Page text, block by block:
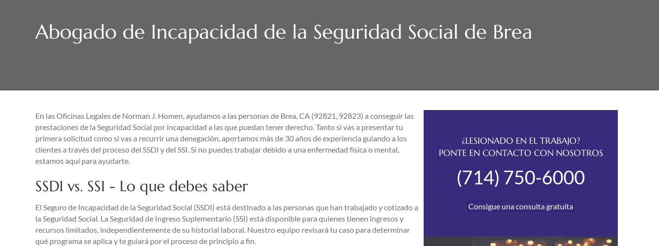
Abogado de Incapacidad de la Seguridad Social de Brea
En las Oficinas Legales de Norman J. Homen, ayudamos a las personas de Brea, CA (92821, 92823) a conseguir las
prestaciones de la Seguridad Social por incapacidad a las que puedan tener derecho. Tanto si vas a presentar tu
primera solicitud como si vas a recurrir una denegación, aportamos más de 30 años de experiencia guiando a los
clientes a través del proceso del SSDI y del SSI. Si no puedes trabajar debido a una enfermedad física o mental,
estamos aquí para ayudarte.
SSDI vs. SSI - Lo que debes saber
El Seguro de Incapacidad de la Seguridad Social (SSDI) está destinado a las personas que han trabajado y cotizado a
la Seguridad Social. La Seguridad de Ingreso Suplementario (SSI) está disponible para quienes tienen ingresos y
recursos limitados, independientemente de su historial laboral. Nuestro equipo revisará tu caso para determinar
qué programa se aplica y te guiará por el proceso de principio a fin.
¿LESIONADO EN EL TRABAJO?
PONTE EN CONTACTO CON NOSOTROS
(714) 750-6000
Consigue una consulta gratuita